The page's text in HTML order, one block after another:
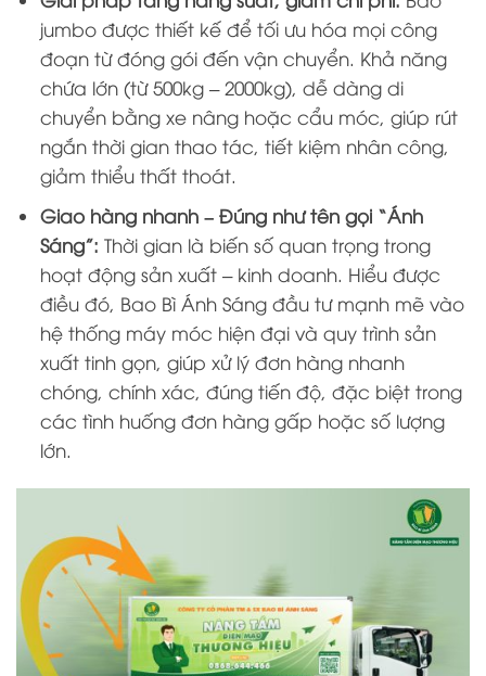
jumbo được thiết kế để tối ưu hóa mọi công
đoạn từ đóng gói đến vận chuyển. Khả năng
chứa lớn (từ 500kg – 2000kg), dễ dàng di
chuyển bằng xe nâng hoặc cẩu móc, giúp rút
ngắn thời gian thao tác, tiết kiệm nhân công,
giảm thiểu thất thoát.
Giao hàng nhanh – Đúng như tên gọi “Ánh
Sáng”: Thời gian là biến số quan trọng trong
hoạt động sản xuất – kinh doanh. Hiểu được
điều đó, Bao Bì Ánh Sáng đầu tư mạnh mẽ vào
hệ thống máy móc hiện đại và quy trình sản
xuất tinh gọn, giúp xử lý đơn hàng nhanh
chóng, chính xác, đúng tiến độ, đặc biệt trong
các tình huống đơn hàng gấp hoặc số lượng
lớn.